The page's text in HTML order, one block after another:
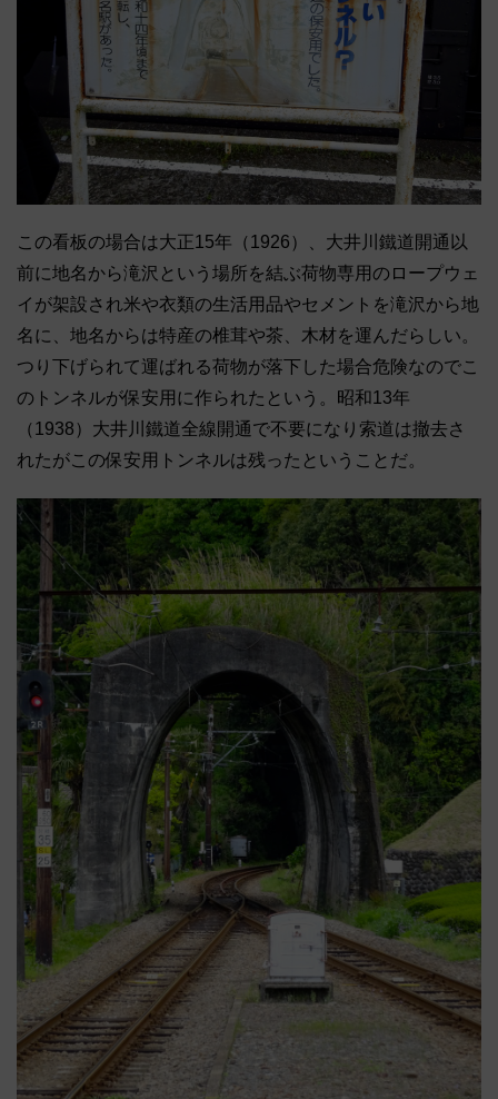
この看板の場合は大正15年（1926）、 大井川鐵道開通以
前に地名から滝沢という場所を結ぶ荷物専用のロ ープウェ
イが架設され米や衣類の生活用品やセメントを滝沢から地
名に、地名からは特産の椎茸や茶、木材を運んだらしい。
つり下げられて運ばれる荷物が落下した場合危険なのでこ
のトンネ ルが保安用に作られたという。昭和13年
（1938） 大井川鐵道全線開通で不要になり索道は撤去さ
れたがこの保安用ト ンネルは残ったということだ。